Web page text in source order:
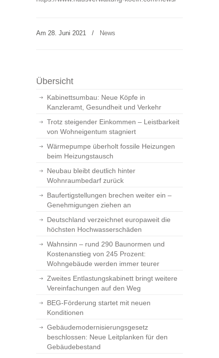
Am 28. Juni 2021 / News
Übersicht
Kabinettsumbau: Neue Köpfe in
Kanzleramt, Gesundheit und Verkehr
Trotz steigender Einkommen – Leistbarkeit
von Wohneigentum stagniert
Wärmepumpe überholt fossile Heizungen
beim Heizungstausch
Neubau bleibt deutlich hinter
Wohnraumbedarf zurück
Baufertigstellungen brechen weiter ein –
Genehmigungen ziehen an
Deutschland verzeichnet europaweit die
höchsten Hochwasserschäden
Wahnsinn – rund 290 Baunormen und
Kostenanstieg von 245 Prozent:
Wohngebäude werden immer teurer
Zweites Entlastungskabinett bringt weitere
Vereinfachungen auf den Weg
BEG-Förderung startet mit neuen
Konditionen
Gebäudemodernisierungsgesetz
beschlossen: Neue Leitplanken für den
Gebäudebestand